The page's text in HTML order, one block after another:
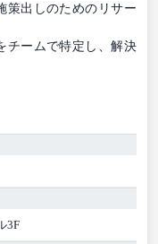
出しのためのリサー
ームで特定し、解決
3F